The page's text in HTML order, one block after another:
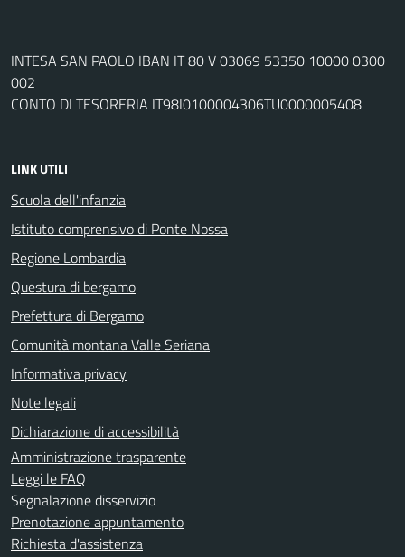
INTESA SAN PAOLO IBAN IT 80 V 03069 53350 10000 0300
002
CONTO DI TESORERIA IT98I0100004306TU0000005408
LINK UTILI
Scuola dell'infanzia
Istituto comprensivo di Ponte Nossa
Regione Lombardia
Questura di bergamo
Prefettura di Bergamo
Comunità montana Valle Seriana
Informativa privacy
Note legali
Dichiarazione di accessibilità
Amministrazione trasparente
Leggi le FAQ
Segnalazione disservizio
Prenotazione appuntamento
Richiesta d'assistenza